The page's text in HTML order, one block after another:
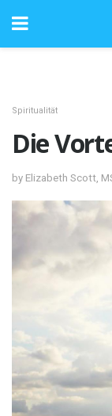
Spiritualität
Die
by Elizabeth Scott,